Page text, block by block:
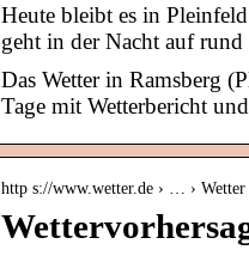
Heute bleibt es in
geht in der Nacht auf
Das Wetter in Ramsberg
Tage mit Wetterbericht
http s://www.wetter.de › … › Wetter